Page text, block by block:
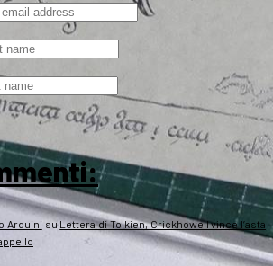
Arduini suLettera di Tolkien, Crickhowell vince l’asta